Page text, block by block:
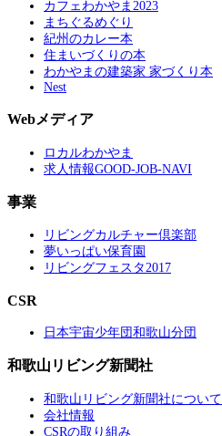
カフェわかやま2023
まちぐるめぐり
紀州のカレー本
住まいづくりの本
わかやまの建築家 家づくり本
Nest
Webメディア
ロカルわかやま
求人情報GOOD-JOB-NAVI
事業
リビングカルチャー倶楽部
夢いっぱい保育園
リビングフェスタ2017
CSR
日本宇宙少年団和歌山分団
和歌山リビング新聞社
和歌山リビング新聞社について
会社情報
CSRの取り組み